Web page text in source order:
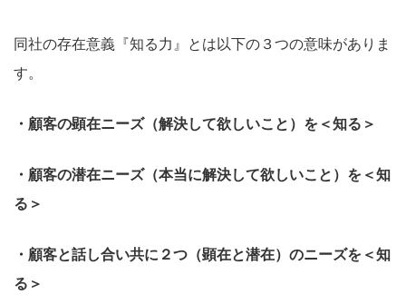
同社の存在意義『知る力』とは以下の３つの意味がありま
す。
・顧客の顕在ニーズ（解決して欲しいこと）を＜知る＞
・顧客の潜在ニーズ（本当に解決して欲しいこと）を＜知
る＞
・顧客と話し合い共に２つ（顕在と潜在）のニーズを＜知
る＞